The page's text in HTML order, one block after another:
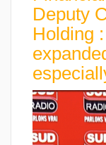
Deputy
Holding